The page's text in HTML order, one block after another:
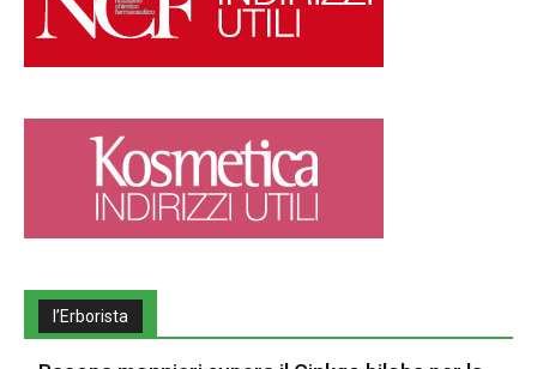
l’Erborista